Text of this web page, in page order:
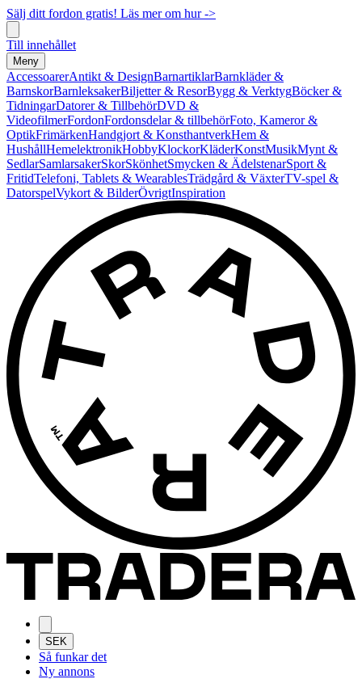
Sälj ditt fordon gratis! Läs mer om hur ->
Till innehållet
Meny
AccessoarerAntikt & DesignBarnartiklarBarnkläder &
BarnskorBarnleksakerBiljetter & ResorBygg & VerktygBöcker &
TidningarDatorer & TillbehörDVD &
VideofilmerFordonFordonsdelar & tillbehörFoto, Kameror &
OptikFrimärkenHandgjort & KonsthantverkHem &
HushållHemelektronikHobbyKlockorKläderKonstMusikMynt &
SedlarSamlarsakerSkorSkönhetSmycken & ÄdelstenarSport &
FritidTelefoni, Tablets & WearablesTrädgård & VäxterTV-spel &
DatorspelVykort & BilderÖvrigtInspiration
SEK
Så funkar det
Ny annons